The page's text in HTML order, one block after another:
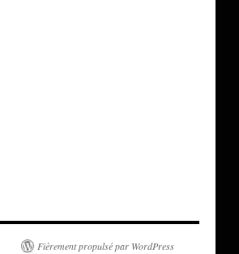
Fièrement propulsé par WordPress